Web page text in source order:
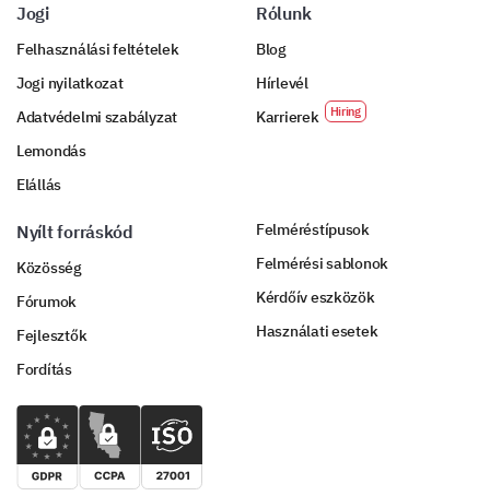
Jogi
Felhasználási feltételek
Jogi nyilatkozat
Adatvédelmi szabályzat
Lemondás
Elállás
Rólunk
Blog
Hírlevél
Karrierek
Nyílt forráskód
Közösség
Fórumok
Fejlesztők
Fordítás
Felméréstípusok
Felmérési sablonok
Kérdőív eszközök
Használati esetek